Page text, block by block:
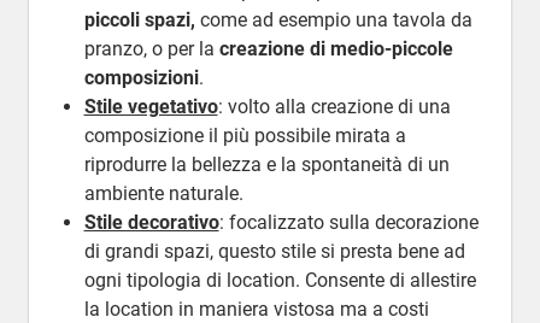
piccoli spazi, come ad esempio una tavola da
pranzo, o per la creazione di medio-piccole
composizioni.
Stile vegetativo: volto alla creazione di una
composizione il più possibile mirata a
riprodurre la bellezza e la spontaneità di un
ambiente naturale.
Stile decorativo: focalizzato sulla decorazione
di grandi spazi, questo stile si presta bene ad
ogni tipologia di location. Consente di allestire
la location in maniera vistosa ma a costi